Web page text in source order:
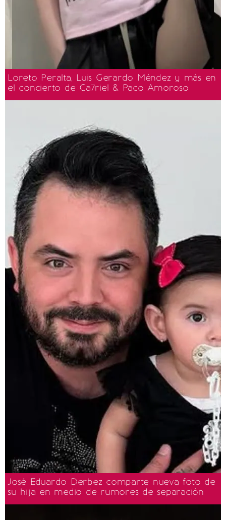
Loreto Peralta, Luis Gerardo Méndez y más en
el concierto de Ca7riel & Paco Amoroso
José Eduardo Derbez comparte nueva foto de
su hija en medio de rumores de separación